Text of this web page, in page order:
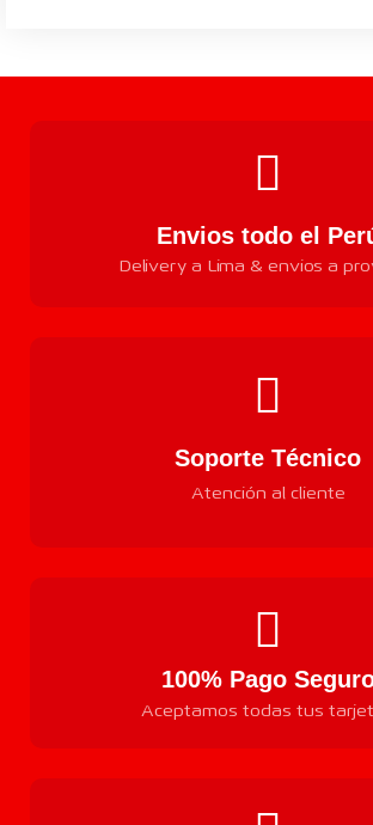
Envios todo el
Delivery a Lima & envios a
Soporte Técnico
Atención al cliente
100% Pago
Aceptamos todas tus